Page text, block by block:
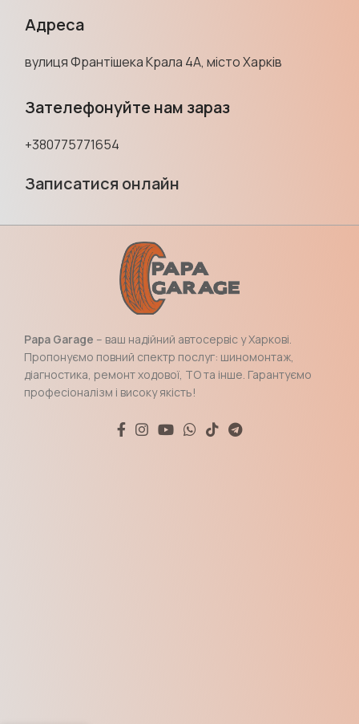
Адреса
вулиця Франтішека Крала 4А, місто Харків
Зателефонуйте нам зараз
+380775771654
Записатися онлайн
Papa Garage – ваш надійний автосервіс у Харкові.
Пропонуємо повний спектр послуг: шиномонтаж,
діагностика, ремонт ходової, ТО та інше. Гарантуємо
професіоналізм і високу якість!